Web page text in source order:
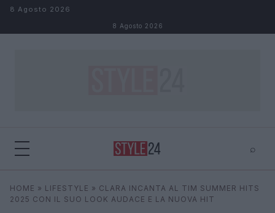
Salta al contenuto
8 Agosto 2026
8 Agosto 2026
⌕
Cerca ⌕ ×
HOME » LIFESTYLE » CLARA INCANTA AL TIM SUMMER HITS
2025 CON IL SUO LOOK AUDACE E LA NUOVA HIT